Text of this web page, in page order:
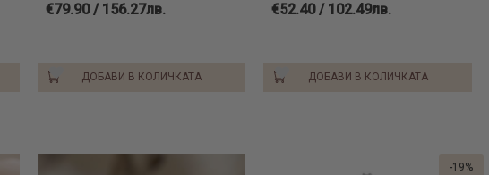
€79.90 / 156.27лв.
ДОБАВИ В КОЛИЧКАТА
€52.40 / 102.49лв.
ДОБАВИ В КОЛИЧКАТА
-19%